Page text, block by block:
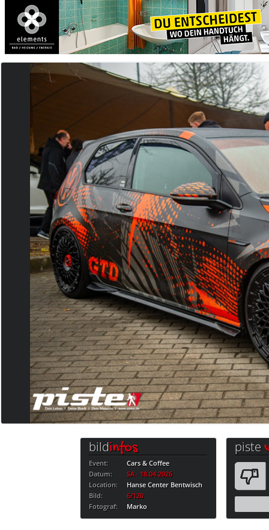
bildinfos
Event:
Cars & Coffee
Datum:
SA · 18.04.2026
Location:
Hanse Center Bentwisch
Bild:
6/120
Fotograf:
Marko
piste